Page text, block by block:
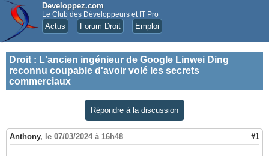
Developpez.com
Le Club des Développeurs et IT Pro
Actus Forum Droit Emploi
Droit : L'ancien ingénieur de Google Linwei Ding
reconnu coupable d'avoir volé les secrets
commerciaux
Répondre à la discussion
Anthony, le 07/03/2024 à 16h48 #1